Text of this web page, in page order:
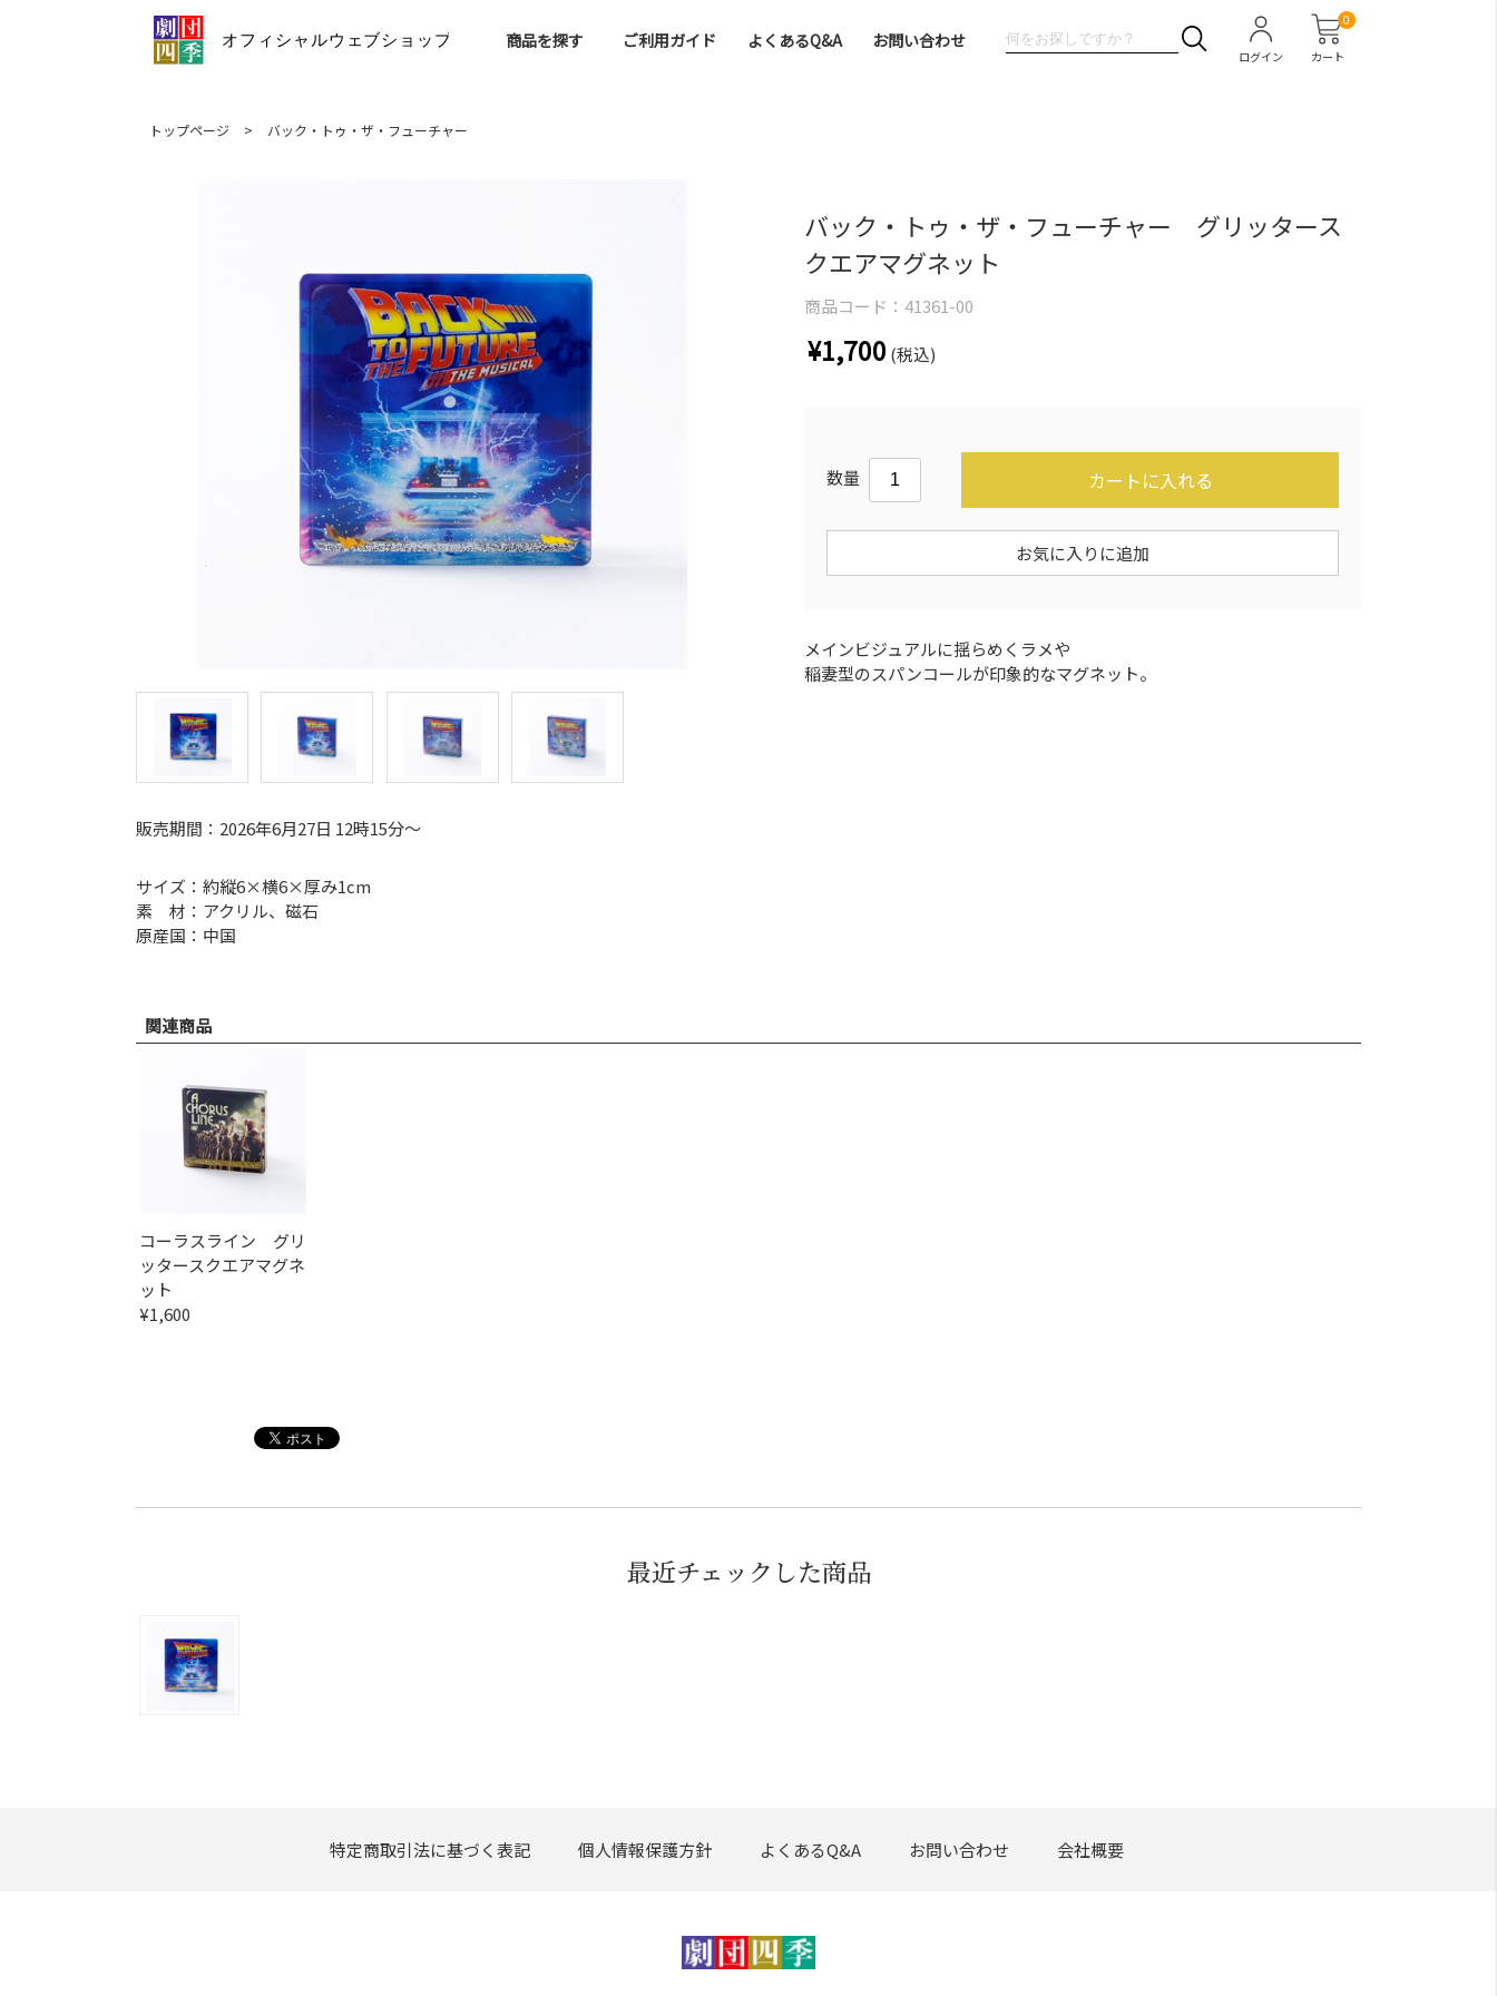
商品を探す ご利用ガイド よくあるQ&A お問い合わせ
カート
0
ログイン
トップページ > バック・トゥ・ザ・フューチャー
販売期間：2026年6月27日 12時15分～
バック・トゥ・ザ・フューチャー グリッタース
クエアマグネット
商品コード： 41361-00
¥1,700 (税込)
数量 カートに入れる
お気に入りに追加
メインビジュアルに揺らめくラメや
稲妻型のスパンコールが印象的なマグネット。
サイズ：約縦6×横6×厚み1cm
素 材：アクリル、磁石
原産国：中国
関連商品
コーラスライン グリ
ッタースクエアマグネ
ット
¥1,600
最近チェックした商品
特定商取引法に基づく表記 個人情報保護方針 よくあるQ&A お問い合わせ 会社概要